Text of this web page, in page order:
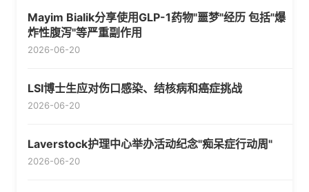
Mayim Bialik分享使用GLP-1药物"噩梦"经历 包括"爆
炸性腹泻"等严重副作用
2026-06-20
LSI博士生应对伤口感染、结核病和癌症挑战
2026-06-20
Laverstock护理中心举办活动纪念"痴呆症行动周"
2026-06-20